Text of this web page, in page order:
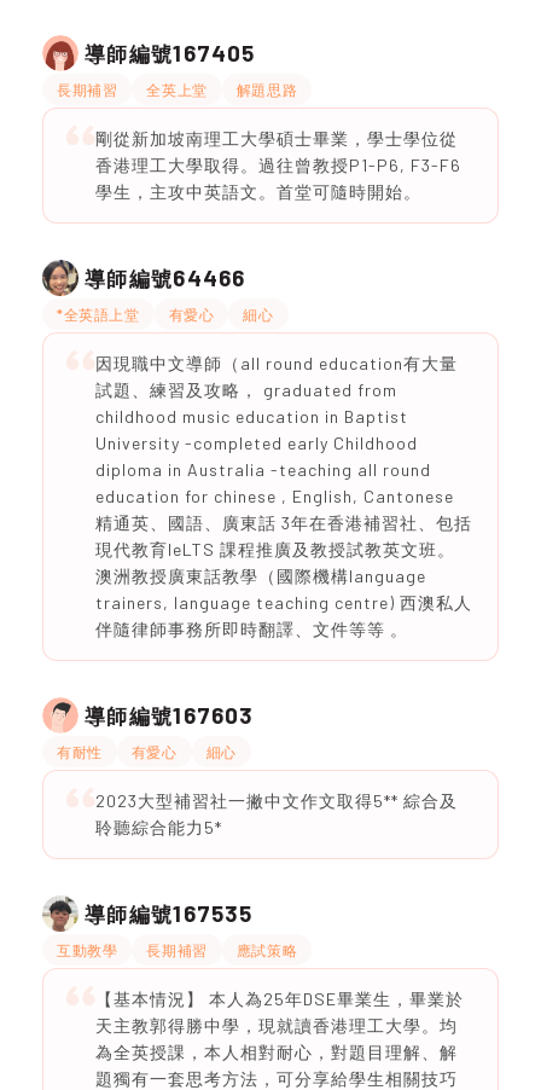
導師編號167405
長期補習 全英上堂 解題思路
剛從新加坡南理工大學碩士畢業，學士學位從
香港理工大學取得。過往曾教授P1-P6, F3-F6
學生，主攻中英語文。首堂可隨時開始。
導師編號64466
*全英語上堂 有愛心 細心
因現職中文導師（all round education有大量
試題、練習及攻略， graduated from
childhood music education in Baptist
University -completed early Childhood
diploma in Australia -teaching all round
education for chinese , English, Cantonese
精通英、國語、廣東話 3年在香港補習社、包括
現代教育IeLTS 課程推廣及教授試教英文班。
澳洲教授廣東話教學（國際機構language
trainers, language teaching centre) 西澳私人
伴隨律師事務所即時翻譯、文件等等 。
導師編號167603
有耐性 有愛心 細心
2023大型補習社一撇中文作文取得5** 綜合及
聆聽綜合能力5*
導師編號167535
互動教學 長期補習 應試策略
【基本情況】 本人為25年DSE畢業生，畢業於
天主教郭得勝中學，現就讀香港理工大學。均
為全英授課，本人相對耐心，對題目理解、解
題獨有一套思考方法，可分享給學生相關技巧